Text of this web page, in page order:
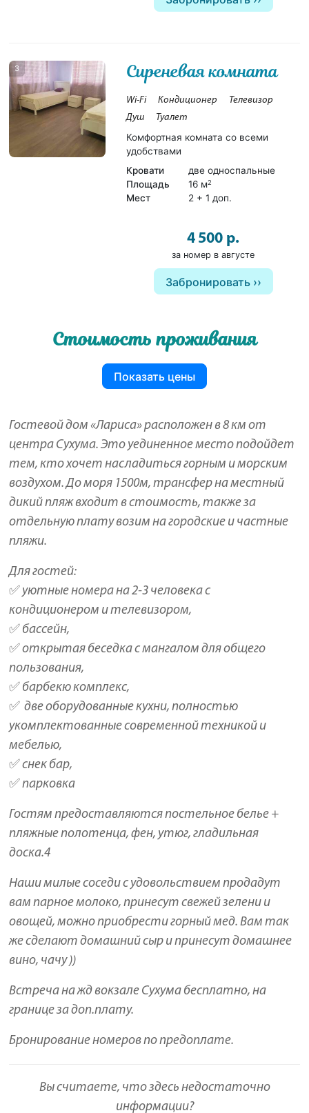
3 Сиреневая комната
Wi-Fi Кондиционер
Телевизор
Душ
Туалет
Комфортная комната со всеми
удобствами
Кровати
две односпальные
Площадь
16 м2
Мест 2 + 1 доп.
4 500 р.
за номер в августе
Забронировать
Стоимость проживания
Показать цены
Гостевой дом «Лариса» расположен в 8 км от
центра Сухума. Это уединенное место подойдет
тем, кто хочет насладиться горным и морским
воздухом. До моря 1500м, трансфер на местный
дикий пляж входит в стоимость, также за
отдельную плату возим на городские и частные
пляжи.
Для гостей:
✅ уютные номера на 2-3 человека с
кондиционером и телевизором,
✅ бассейн,
✅ открытая беседка с мангалом для общего
пользования,
✅ барбекю комплекс,
✅ две оборудованные кухни, полностью
укомплектованные современной техникой и
мебелью,
✅ снек бар,
✅ парковка
Гостям предоставляются постельное белье +
пляжные полотенца, фен, утюг, гладильная
доска.4
Наши милые соседи с удовольствием продадут
вам парное молоко, принесут свежей зелени и
овощей, можно приобрести горный мед. Вам так
же сделают домашний сыр и принесут домашнее
вино, чачу ))
Встреча на жд вокзале Сухума бесплатно, на
границе за доп.плату.
Бронирование номеров по предоплате.
Вы считаете, что здесь недостаточно
информации?